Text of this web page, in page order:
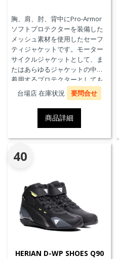
胸、肩、肘、背中にPro-Armor
ソフトプロテクターを装備した
メッシュ素材を使用したセーフ
ティジャケットです。モーター
サイクルジャケットとして、ま
たはあらゆるジャケットの中に
着用するプロテクターとしても
使用することができます。
台場店 在庫状況 要問合せ
商品詳細
40
HERIAN D-WP SHOES Q90